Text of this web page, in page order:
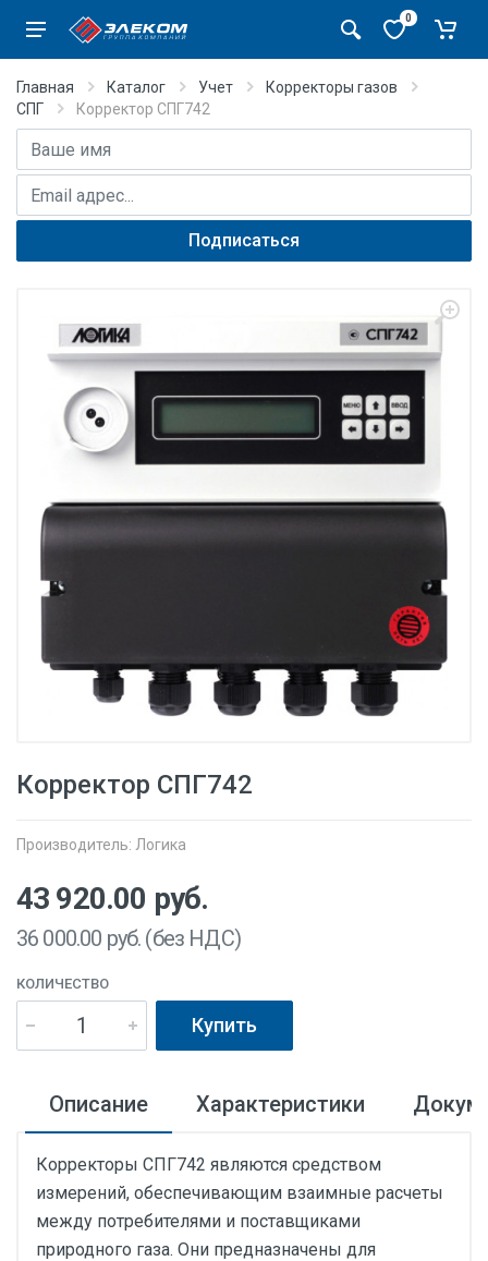
0
Главная Каталог Учет
Корректоры газов
СПГ
Корректор СПГ742
Имя
E-mail адрес
Подписаться
Корректор СПГ742
Производитель: Логика
43 920.00 руб.
36 000.00 руб. (без НДС)
КОЛИЧЕСТВО
Купить
Описание Характеристики
Корректоры СПГ742 являются средством
измерений, обеспечивающим взаимные расчеты
между потребителями и поставщиками
природного газа. Они предназначены для